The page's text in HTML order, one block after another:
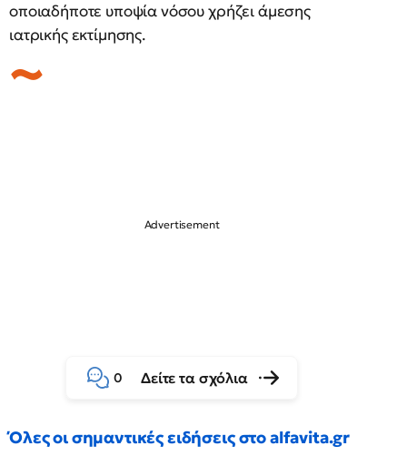
οποιαδήποτε υποψία νόσου χρήζει άμεσης
ιατρικής εκτίμησης.
0 Δείτε τα σχόλια
Όλες οι σημαντικές ειδήσεις στο alfavita.gr